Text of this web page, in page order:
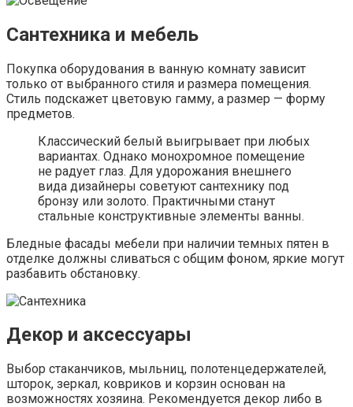
Сантехника и мебель
Покупка оборудования в ванную комнату зависит
только от выбранного стиля и размера помещения.
Стиль подскажет цветовую гамму, а размер — форму
предметов.
Классический белый выигрывает при любых
вариантах. Однако монохромное помещение
не радует глаз. Для удорожания внешнего
вида дизайнеры советуют сантехнику под
бронзу или золото. Практичными станут
стальные конструктивные элементы ванны.
Бледные фасады мебели при наличии темных пятен в
отделке должны сливаться с общим фоном, яркие могут
разбавить обстановку.
Декор и аксессуары
Выбор стаканчиков, мыльниц, полотенцедержателей,
шторок, зеркал, ковриков и корзин основан на
возможностях хозяина. Рекомендуется декор либо в